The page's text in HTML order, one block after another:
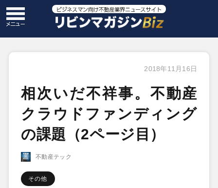
2018年11月16日
相次いだ不祥事。不動産
クラウドファンディング
の課題（2ページ目）
不動産テック
その他